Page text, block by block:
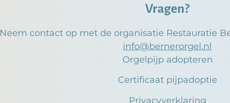
Vragen?
Neem contact op met de organisatie Restauratie
info@bernerorgel.nl
Orgelpijp adopteren
Certificaat pijpadoptie
Privacyverklaring